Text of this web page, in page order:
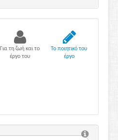
Για τη ζωή και το
έργο του
Το ποιητικό του
έργο